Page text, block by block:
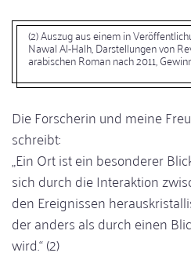
(2) Auszug aus einem in
Nawal Al-Halh, Darstellungen von
arabischen Roman nach 2011,
Die Forscherin und meine
schreibt:
„Ein Ort ist ein besonderer
sich durch die Interaktion
den Ereignissen
der anders als durch einen
wird.“ (2)